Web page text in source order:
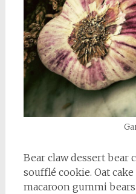
Bear claw dessert bear
soufflé cookie. Oat
macaroon gummi